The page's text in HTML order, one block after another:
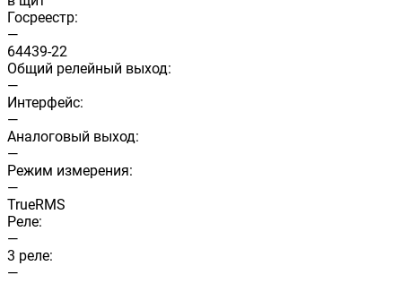
Госреестр:
—
64439-22
Общий релейный выход:
—
Интерфейс:
—
Аналоговый выход:
—
Режим измерения:
—
TrueRMS
Реле:
—
3 реле:
—